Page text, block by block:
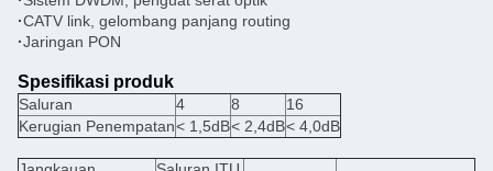
·CATV link, gelombang panjang routing
·Jaringan PON
Spesifikasi produk
Saluran 4 8
16
Kerugian Penempatan< 1,5dB< 2,4dB< 4,0dB